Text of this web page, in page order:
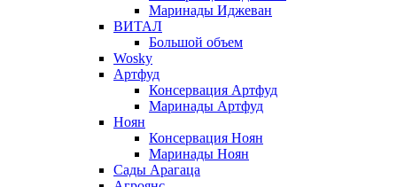
Маринады Иджеван
ВИТАЛ
Большой объем
Wosky
Артфуд
Консервация Артфуд
Маринады Артфуд
Ноян
Консервация Ноян
Маринады Ноян
Сады Арагаца